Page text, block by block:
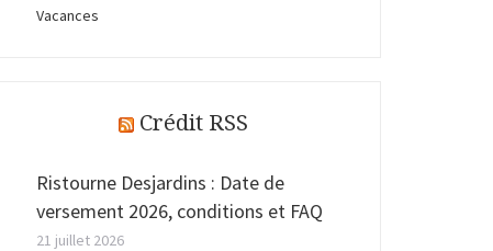
Vacances
Crédit RSS
Ristourne Desjardins : Date de
versement 2026, conditions et FAQ
21 juillet 2026